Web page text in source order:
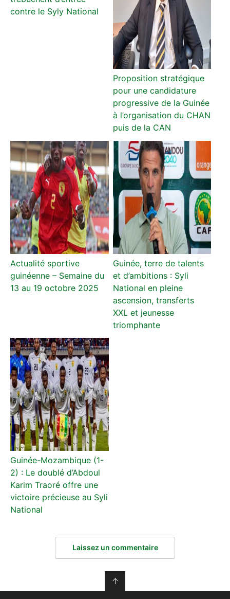
contre le Syly National
Proposition stratégique
pour une candidature
progressive de la Guinée
à l’organisation du CHAN
puis de la CAN
Actualité sportive
guinéenne – Semaine du
13 au 19 octobre 2025
Guinée, terre de talents
et d’ambitions : Syli
National en pleine
ascension, transferts
XXL et jeunesse
triomphante
Guinée-Mozambique (1-
2) : Le doublé d’Abdoul
Karim Traoré offre une
victoire précieuse au Syli
National
Laissez un commentaire
↑